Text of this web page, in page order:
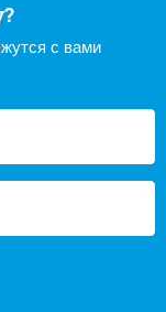
с вами